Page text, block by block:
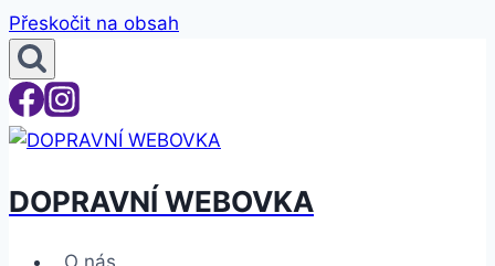
Přeskočit na obsah
DOPRAVNÍ WEBOVKA
O nás